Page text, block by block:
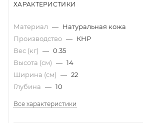
ХАРАКТЕРИСТИКИ
Материал — Натуральная кожа
Производство — КНР
Вес (кг) — 0.35
Высота (см) — 14
Ширина (см) — 22
Глубина — 10
Все характеристики